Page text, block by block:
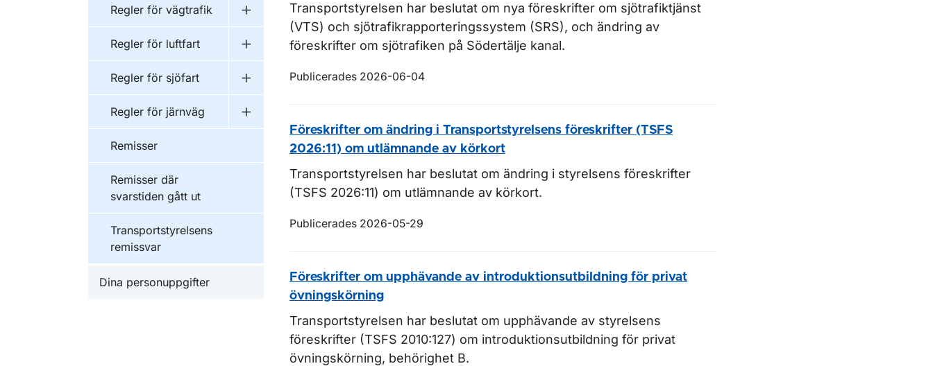
Regler för vägtrafik
Undermeny för Regler för vägtrafik
Regler för luftfart
Undermeny för Regler för luftfart
Regler för sjöfart
Undermeny för Regler för sjöfart
Regler för järnväg
Undermeny för Regler för järnväg
Remisser
Remisser där
svarstiden gått ut
Transportstyrelsens
remissvar
Dina personuppgifter
Transportstyrelsen har beslutat om nya föreskrifter om sjötrafiktjänst
(VTS) och sjötrafikrapporteringssystem (SRS), och ändring av
föreskrifter om sjötrafiken på Södertälje kanal.
Publicerades 2026-06-04
Föreskrifter om ändring i Transportstyrelsens föreskrifter (TSFS
2026:11) om utlämnande av körkort
Transportstyrelsen har beslutat om ändring i styrelsens föreskrifter
(TSFS 2026:11) om utlämnande av körkort.
Publicerades 2026-05-29
Föreskrifter om upphävande av introduktionsutbildning för privat
övningskörning
Transportstyrelsen har beslutat om upphävande av styrelsens
föreskrifter (TSFS 2010:127) om introduktionsutbildning för privat
övningskörning, behörighet B.